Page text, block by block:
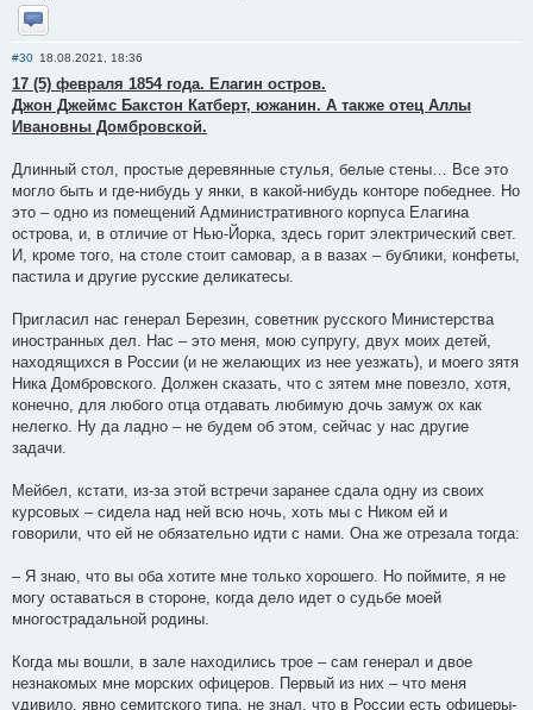
Отправить личное сообщение
#30 18.08.2021, 18:36
17 (5) февраля 1854 года. Елагин остров.
Джон Джеймс Бакстон Катберт, южанин. А также отец Аллы
Ивановны Домбровской.
Длинный стол, простые деревянные стулья, белые стены… Все это
могло быть и где-нибудь у янки, в какой-нибудь конторе победнее. Но
это – одно из помещений Административного корпуса Елагина
острова, и, в отличие от Нью-Йорка, здесь горит электрический свет.
И, кроме того, на столе стоит самовар, а в вазах – бублики, конфеты,
пастила и другие русские деликатесы.
Пригласил нас генерал Березин, советник русского Министерства
иностранных дел. Нас – это меня, мою супругу, двух моих детей,
находящихся в России (и не желающих из нее уезжать), и моего зятя
Ника Домбровского. Должен сказать, что с зятем мне повезло, хотя,
конечно, для любого отца отдавать любимую дочь замуж ох как
нелегко. Ну да ладно – не будем об этом, сейчас у нас другие
задачи.
Мейбел, кстати, из-за этой встречи заранее сдала одну из своих
курсовых – сидела над ней всю ночь, хоть мы с Ником ей и
говорили, что ей не обязательно идти с нами. Она же отрезала тогда:
– Я знаю, что вы оба хотите мне только хорошего. Но поймите, я не
могу оставаться в стороне, когда дело идет о судьбе моей
многострадальной родины.
Когда мы вошли, в зале находились трое – сам генерал и двое
незнакомых мне морских офицеров. Первый из них – что меня
удивило, явно семитского типа, не знал, что в России есть офицеры-